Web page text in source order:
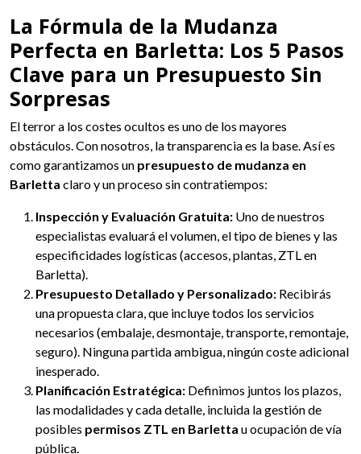
La Fórmula de la Mudanza
Perfecta en Barletta: Los 5 Pasos
Clave para un Presupuesto Sin
Sorpresas
El terror a los costes ocultos es uno de los mayores
obstáculos. Con nosotros, la transparencia es la base. Así es
como garantizamos un presupuesto de mudanza en
Barletta claro y un proceso sin contratiempos:
Inspección y Evaluación Gratuita: Uno de nuestros
especialistas evaluará el volumen, el tipo de bienes y las
especificidades logísticas (accesos, plantas, ZTL en
Barletta).
Presupuesto Detallado y Personalizado: Recibirás
una propuesta clara, que incluye todos los servicios
necesarios (embalaje, desmontaje, transporte, remontaje,
seguro). Ninguna partida ambigua, ningún coste adicional
inesperado.
Planificación Estratégica: Definimos juntos los plazos,
las modalidades y cada detalle, incluida la gestión de
posibles permisos ZTL en Barletta u ocupación de vía
pública.